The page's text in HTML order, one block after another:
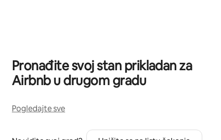
Pronađite svoj stan prikladan za
Airbnb u drugom gradu
Pogledajte sve